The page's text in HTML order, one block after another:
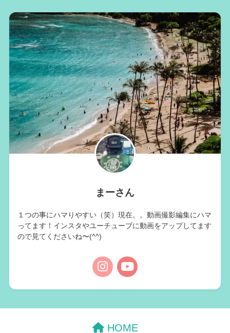
まーさん
１つの事にハマりやすい（笑）現在。。動画撮影編集にハマ
ってます！インスタやユーチューブに動画をアップしてます
ので見てくださいね〜(^^)
HOME